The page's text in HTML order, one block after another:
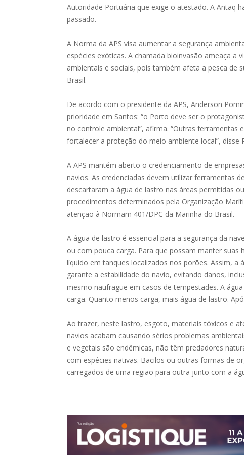
Autoridade Portuária que exige o atestado. A Antaq
passado.
A Norma da APS visa aumentar a segurança
espécies exóticas. A chamada bioinvasão ameaça a
ambientais e sociais, pois também afeta a pesca de
Brasil.
De acordo com o presidente da APS, Anderson
prioridade em Santos: “o Porto deve ser o
no controle ambiental”, afirma. “Outras ferramentas
fortalecer a proteção do meio ambiente local”, disse
A APS mantém aberto o credenciamento de
navios. As credenciadas devem utilizar ferramentas
descartaram a água de lastro nas áreas permitidas
procedimentos determinados pela Organização
atenção à Normam 401/DPC da Marinha do Brasil.
A água de lastro é essencial para a segurança da
ou com pouca carga. Para que possam manter
líquido em tanques localizados nos porões. Assim,
garante a estabilidade do navio, evitando danos,
mesmo naufrague em casos de tempestades. A
carga. Quanto menos carga, mais água de lastro.
Ao trazer, neste lastro, esgoto, materiais tóxicos e
navios acabam causando sérios problemas
e vegetais são endêmicas, não têm predadores
com espécies nativas. Bacilos ou outras formas de
carregados de uma região para outra junto com a